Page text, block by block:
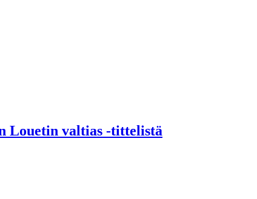
Louetin valtias -tittelistä